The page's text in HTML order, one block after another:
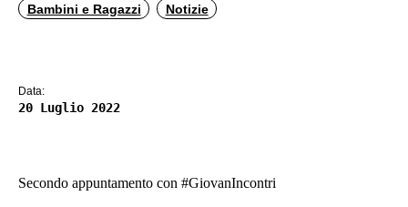
Bambini e Ragazzi Notizie
Data:
20 Luglio 2022
Secondo appuntamento con #GiovanIncontri